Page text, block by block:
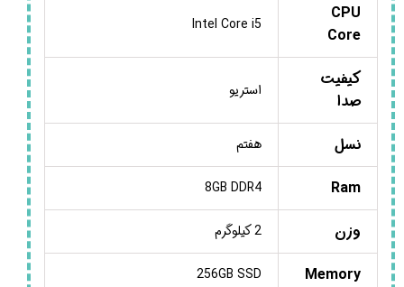
CPU
Core
Intel Core i5
کیفیت
صدا
استریو
نسل هفتم
Ram
8GB DDR4
وزن 2 کیلوگرم
Memory
256GB SSD